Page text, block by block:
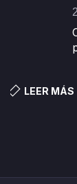
LEER MÁS